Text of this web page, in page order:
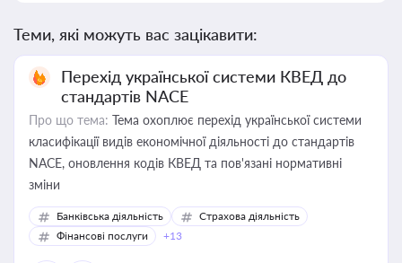
Теми, які можуть вас зацікавити:
Перехід української системи КВЕД до
стандартів NACE
Про що тема: Тема охоплює перехід української системи
класифікації видів економічної діяльності до стандартів
NACE, оновлення кодів КВЕД та пов'язані нормативні
зміни
Банківська діяльність
Страхова діяльність
Фінансові послуги
+13